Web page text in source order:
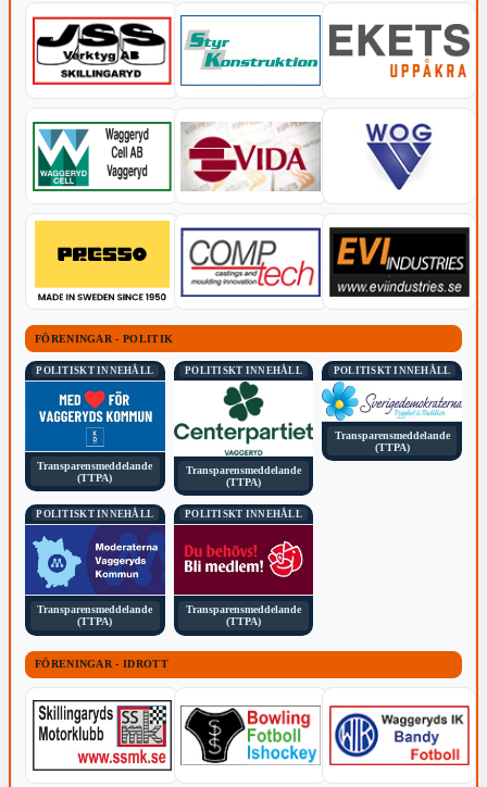
FÖRENINGAR - POLITIK
POLITISKT INNEHÅLL
Transparensmeddelande
(TTPA)
POLITISKT INNEHÅLL
Transparensmeddelande
(TTPA)
POLITISKT INNEHÅLL
Transparensmeddelande
(TTPA)
POLITISKT INNEHÅLL
Transparensmeddelande
(TTPA)
POLITISKT INNEHÅLL
Transparensmeddelande
(TTPA)
FÖRENINGAR - IDROTT